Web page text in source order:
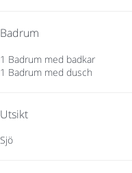
Badrum
1 Badrum med badkar
1 Badrum med dusch
Utsikt
Sjö